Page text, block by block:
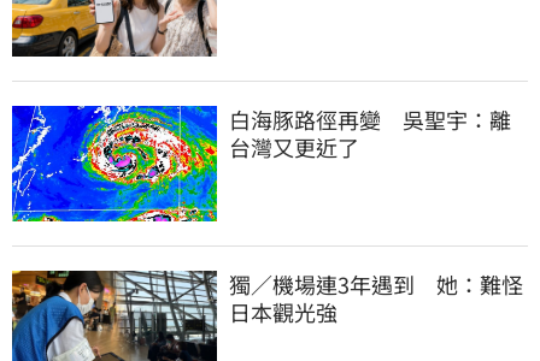
白海豚路徑再變　吳聖宇：離
台灣又更近了
獨／機場連3年遇到　她：難怪
日本觀光強